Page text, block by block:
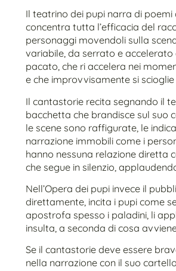
Il teatrino dei pupi narra di poemi
concentra tutta l’efficacia del
personaggi movendoli sulla
variabile, da serrato e accelerato
pacato, che ri accelera nei
e che improvvisamente si scioglie
Il cantastorie recita segnando il
bacchetta che brandisce sul suo
le scene sono raffigurate, le
narrazione immobili come i
hanno nessuna relazione diretta
che segue in silenzio,
Nell’Opera dei pupi invece il
direttamente, incita i pupi come
apostrofa spesso i paladini, li
insulta, a seconda di cosa
Se il cantastorie deve essere
nella narrazione con il suo